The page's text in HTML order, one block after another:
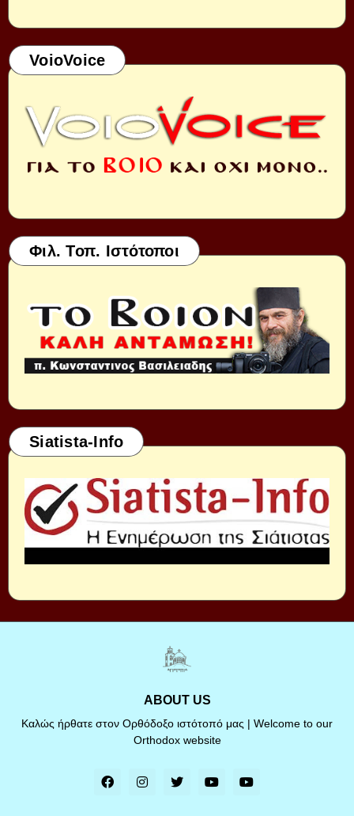
VoioVoice
Φιλ. Τοπ. Ιστότοποι
Siatista-Info
ABOUT US
Καλώς ήρθατε στον Ορθόδοξο ιστότοπό μας | Welcome to our
Orthodox website